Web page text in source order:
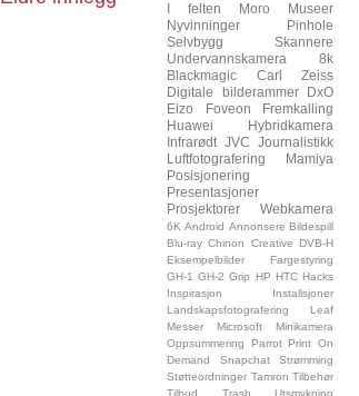
I felten
Moro
Museer
Nyvinninger
Pinhole
Selvbygg
Skannere
Undervannskamera
8k
Blackmagic
Carl Zeiss
Digitale bilderammer
DxO
Eizo
Foveon
Fremkalling
Huawei
Hybridkamera
Infrarødt JVC
Journalistikk
Luftfotografering
Mamiya
Posisjonering
Presentasjoner
Prosjektorer
Webkamera
6K Android Annonsere Bildespill
Blu-ray Chinon Creative
DVB-H
Eksempelbilder
Fargestyring
GH-1 GH-2 Grip HP HTC Hacks
Inspirasjon
Installsjoner
Landskapsfotografering
Leaf
Messer
Microsoft
Minikamera
Oppsummering
Parrot Print On
Demand
Snapchat
Strømming
Støtteordninger Tamron Tilbehør
Tilbud
Trash
Utsmykning